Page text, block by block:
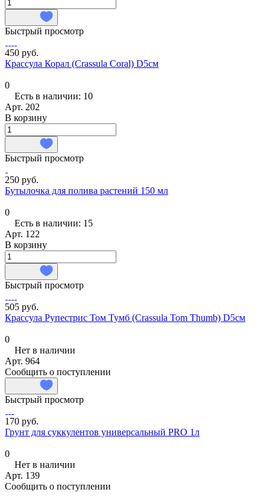
Быстрый просмотр
450 руб.
Крассула Корал (Crassula Coral) D5см
0
Есть в наличии: 10
Арт. 202
В корзину
Быстрый просмотр
250 руб.
Бутылочка для полива растений 150 мл
0
Есть в наличии: 15
Арт. 122
В корзину
Быстрый просмотр
505 руб.
Крассула Рупестрис Том Тумб (Crassula Tom Thumb) D5см
0
Нет в наличии
Арт. 964
Сообщить о поступлении
Быстрый просмотр
170 руб.
Грунт для суккулентов универсальный PRO 1л
0
Нет в наличии
Арт. 139
Сообщить о поступлении